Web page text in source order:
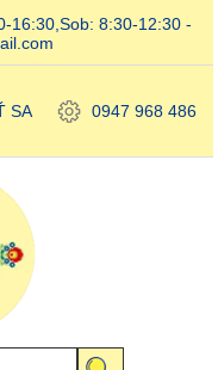
16:30,Sob: 8:30-12:30 -
SA 0947 968 486